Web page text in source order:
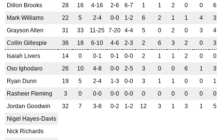
Dillon Brooks
28 16 4-16 2-6 6-7 1 1 2 0 0
6
Mark Williams
22 5 2-4 0-0 1-2 6 2 1 1 4
3
Grayson Allen
31 33 11-25 7-20 4-4 5 0 2 0 3
4
Collin Gillespie
36 18 6-10 4-6 2-3 2 6 3 2 0
3
Isaiah Livers
14 0 0-1 0-1 0-0 2 1 1 2 0
0
Oso Ighodaro
26 10 4-8 0-0 2-5 3 0 0 6 1
3
Ryan Dunn
19 5 2-4 1-3 0-0 3 1 1 0 0
1
Rasheer Fleming
3 0 0-0 0-0 0-0 0 0 0 0 0
0
Jordan Goodwin
32 7 3-8 0-2 1-2 12 3 1 3 1
5
Nigel Hayes-Davis
Nick Richards